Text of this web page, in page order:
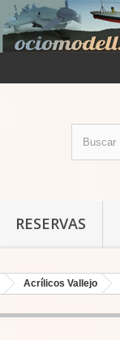
RESERVAS
Acrílicos Vallejo